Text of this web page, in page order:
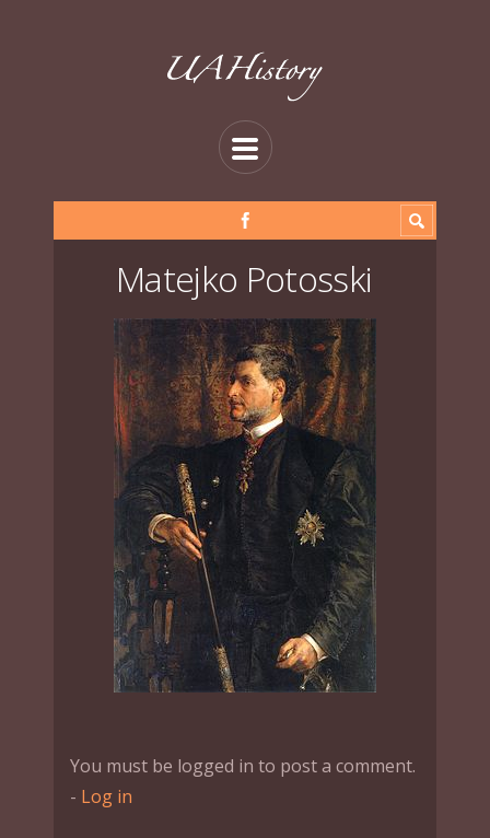
Matejko Potosski
You must be logged in to post a comment.
- Log in